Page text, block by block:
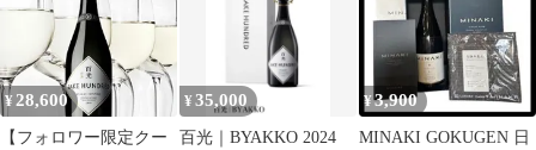
¥ 28,600
【フォロワー限定クー
¥35,000
百光｜BYAKKO 2024
¥ 3,900
MINAKI GOKUGEN 日